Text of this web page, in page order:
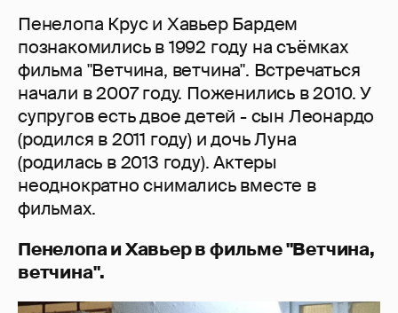
Пенелопа Крус и Хавьер Бардем
познакомились в 1992 году на съёмках
фильма "Ветчина, ветчина". Встречаться
начали в 2007 году. Поженились в 2010. У
супругов есть двое детей - сын Леонардо
(родился в 2011 году) и дочь Луна
(родилась в 2013 году). Актеры
неоднократно снимались вместе в
фильмах.
Пенелопа и Хавьер в фильме "Ветчина,
ветчина".